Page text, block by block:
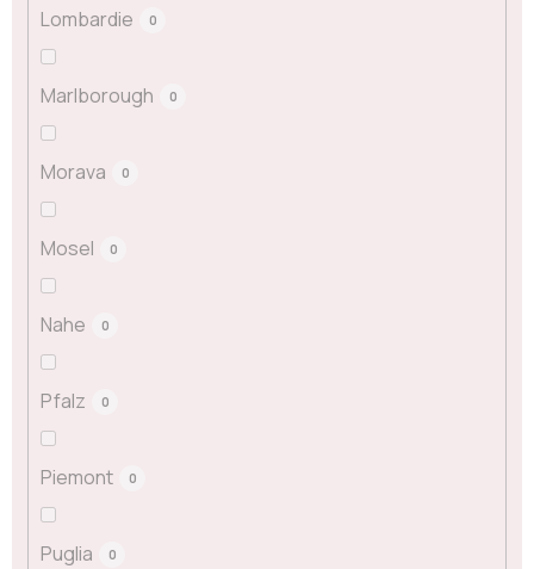
Lombardie 0
Marlborough 0
Morava 0
Mosel 0
Nahe 0
Pfalz 0
Piemont 0
Puglia 0